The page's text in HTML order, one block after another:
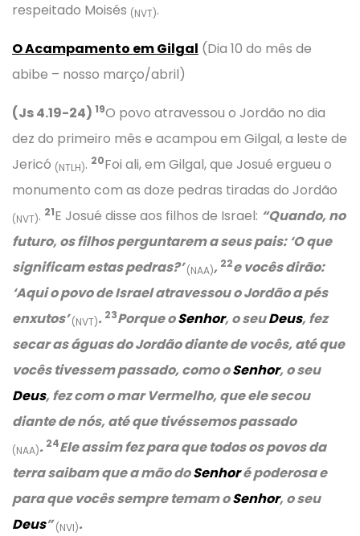
respeitado Moisés (NVT).
O Acampamento em Gilgal (Dia 10 do mês de
abibe – nosso março/abril)
(Js 4.19-24) 19O povo atravessou o Jordão no dia
dez do primeiro mês e acampou em Gilgal, a leste de
Jericó (NTLH). 20Foi ali, em Gilgal, que Josué ergueu o
monumento com as doze pedras tiradas do Jordão
(NVT). 21E Josué disse aos filhos de Israel: “Quando, no
futuro, os filhos perguntarem a seus pais: ‘O que
significam estas pedras?’(NAA), 22e vocês dirão:
‘Aqui o povo de Israel atravessou o Jordão a pés
enxutos’(NVT). 23Porque oSenhor, o seuDeus, fez
secar as águas do Jordão diante de vocês, até que
vocês tivessem passado, como oSenhor, o seu
Deus, fez com o mar Vermelho, que ele secou
diante de nós, até que tivéssemos passado
(NAA). 24Ele assim fez para que todos os povos da
terra saibam que a mão doSenhoré poderosa e
para que vocês sempre temam oSenhor, o seu
Deus”(NVI).